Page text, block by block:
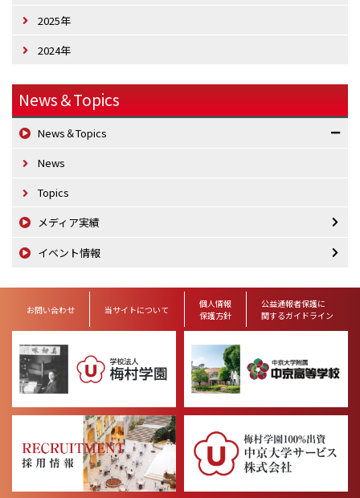
2025年
2024年
News＆Topics
News＆Topics
News
Topics
メディア実績
イベント情報
お問い合わせ 当サイトについて
個人情報
保護方針
公益通報者保護に
関するガイドライン